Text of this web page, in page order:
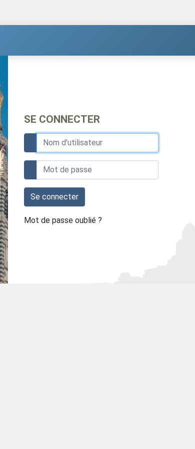
SE CONNECTER
Se connecter
Mot de passe oublié ?